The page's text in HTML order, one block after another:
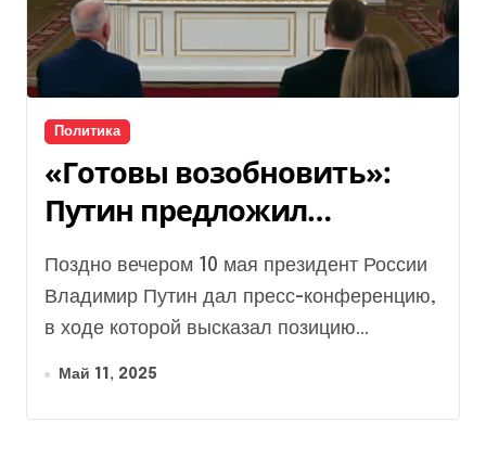
Политика
«Готовы возобновить»:
Путин предложил
возобновление прямых
переговоров с Украиной,
— заявление с пресс-
конференции
Поздно вечером 10 мая президент России
Владимир Путин дал пресс-конференцию,
в ходе которой высказал позицию...
Май 11, 2025